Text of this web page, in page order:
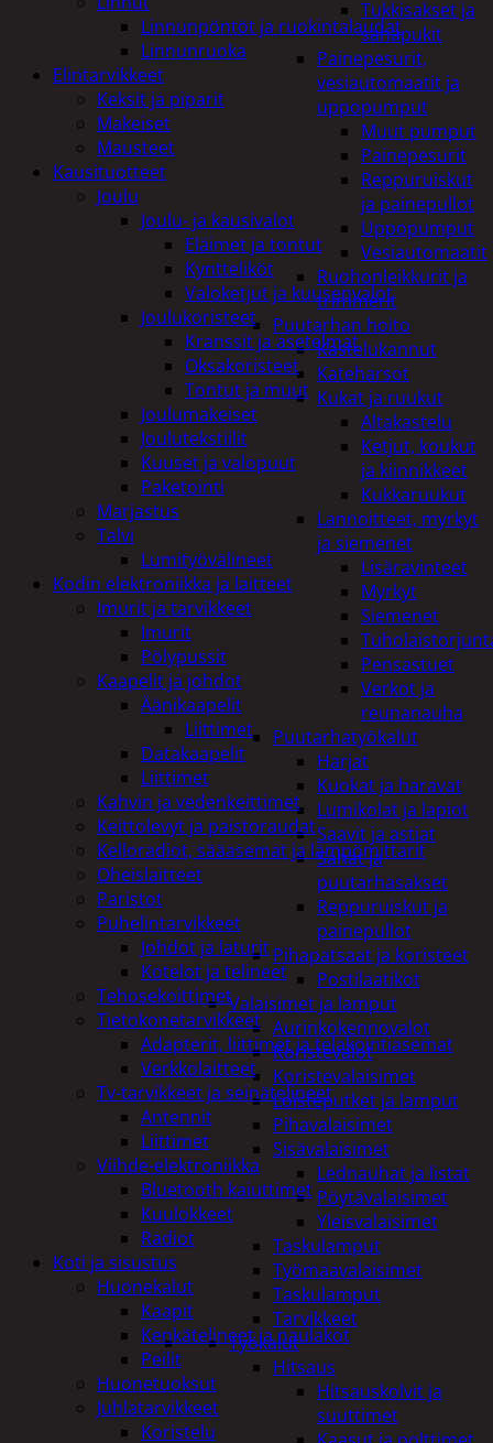
Tukkisakset ja
sahapukit
Painepesurit,
vesiautomaatit ja
uppopumput
Muut pumput
Painepesurit
Reppuruiskut
ja painepullot
Uppopumput
Vesiautomaatit
Ruohonleikkurit ja
trimmerit
Puutarhan hoito
Kastelukannut
Kateharsot
Kukat ja ruukut
Altakastelu
Ketjut, koukut
ja kiinnikkeet
Kukkaruukut
Lannoitteet, myrkyt
ja siemenet
Lisäravinteet
Myrkyt
Siemenet
Pensastuet
Verkot ja
reunanauha
Puutarhatyökalut
Harjat
Kuokat ja haravat
Lumikolat ja lapiot
Saavit ja astiat
Sahat ja
puutarhasakset
Reppuruiskut ja
painepullot
Pihapatsaat ja koristeet
Postilaatikot
Valaisimet ja lamput
Aurinkokennovalot
Koristevalot
Koristevalaisimet
Loisteputket ja lamput
Pihavalaisimet
Sisävalaisimet
Lednauhat ja listat
Pöytävalaisimet
Yleisvalaisimet
Taskulamput
Työmaavalaisimet
Taskulamput
Tarvikkeet
Työkalut
Hitsaus
Hitsauskolvit ja
suuttimet
Linnunpöntöt ja ruokintalaudat
Linnunruoka
Elintarvikkeet
Keksit ja piparit
Makeiset
Mausteet
Kausituotteet
Joulu
Joulu- ja kausivalot
Eläimet ja tontut
Kyntteliköt
Valoketjut ja kuusenvalot
Joulukoristeet
Kranssit ja asetelmat
Oksakoristeet
Tontut ja muut
Joulumakeiset
Joulutekstiilit
Kuuset ja valopuut
Paketointi
Marjastus
Talvi
Lumityövälineet
Kodin elektroniikka ja laitteet
Imurit ja tarvikkeet
Imurit
Pölypussit
Kaapelit ja johdot
Äänikaapelit
Liittimet
Datakaapelit
Liittimet
Kahvin ja vedenkeittimet
Keittolevyt ja paistoraudat
Kelloradiot, sääasemat ja lämpömittarit
Oheislaitteet
Paristot
Puhelintarvikkeet
Johdot ja laturit
Kotelot ja telineet
Tehosekoittimet
Tietokonetarvikkeet
Adapterit, liittimet ja telakointiasemat
Verkkolaitteet
Tv-tarvikkeet ja seinätelineet
Antennit
Liittimet
Viihde-elektroniikka
Bluetooth kaiuttimet
Kuulokkeet
Radiot
Koti ja sisustus
Huonekalut
Kaapit
Kenkätelineet ja naulakot
Peilit
Huonetuoksut
Juhlatarvikkeet
Koristelu